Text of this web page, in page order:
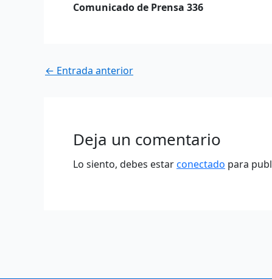
Comunicado de Prensa 336
← Entrada anterior
Deja un comentario
Lo siento, debes estarconectado para